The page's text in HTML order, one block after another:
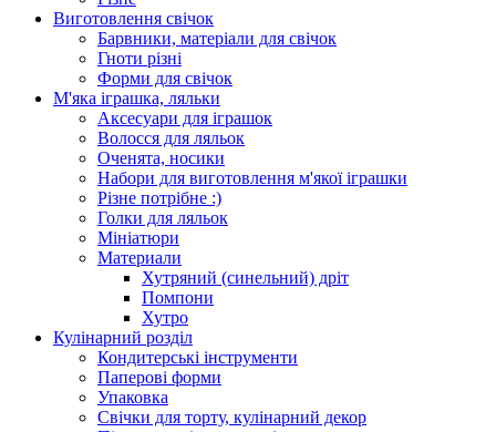
Виготовлення свічок
Барвники, матеріали для свічок
Гноти різні
Форми для свічок
М'яка іграшка, ляльки
Аксесуари для іграшок
Волосся для ляльок
Оченята, носики
Набори для виготовлення м'якої іграшки
Різне потрібне :)
Голки для ляльок
Мініатюри
Материали
Хутряний (синельний) дріт
Помпони
Хутро
Кулінарний розділ
Кондитерські інструменти
Паперові форми
Упаковка
Свічки для торту, кулінарний декор